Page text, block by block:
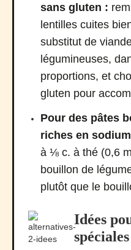
sans gluten :
lentilles cuites
substitut de
légumineuses,
proportions, et
gluten pour
Pour des pâtes
riches en
à ⅛ c. à thé (0,6
bouillon de
plutôt que le
Idées
spéciales